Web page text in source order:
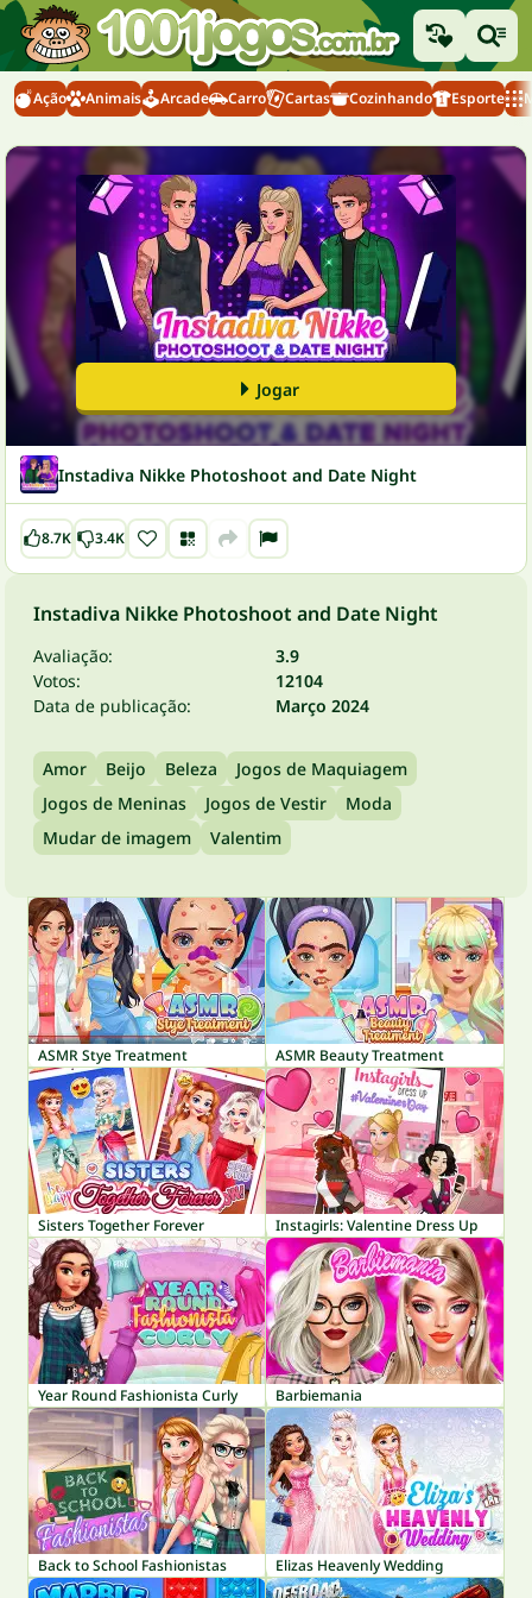
Ação Animais Arcade Carro Cartas Cozinhando Esporte
Jogar
Instadiva Nikke Photoshoot and Date Night
8.7K 3.4K
Instadiva Nikke Photoshoot and Date Night
Avaliação:
3.9
Votos:
12104
Data de publicação:
Março 2024
Amor Beijo Beleza
Jogos de Maquiagem
Jogos de Meninas
Jogos de Vestir
Moda
Mudar de imagem
Valentim
ASMR Stye Treatment ASMR Beauty Treatment
Sisters Together Forever Instagirls: Valentine Dress Up
Year Round Fashionista Curly Barbiemania
Back to School Fashionistas Elizas Heavenly Wedding